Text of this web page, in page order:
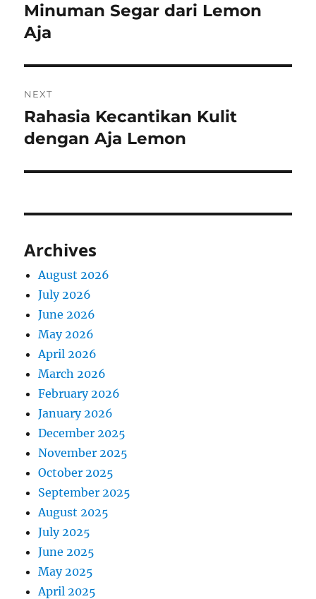
post:
Minuman Segar dari Lemon
Aja
NEXT
Next
post:
Rahasia Kecantikan Kulit
dengan Aja Lemon
Archives
August 2026
July 2026
June 2026
May 2026
April 2026
March 2026
February 2026
January 2026
December 2025
November 2025
October 2025
September 2025
August 2025
July 2025
June 2025
May 2025
April 2025